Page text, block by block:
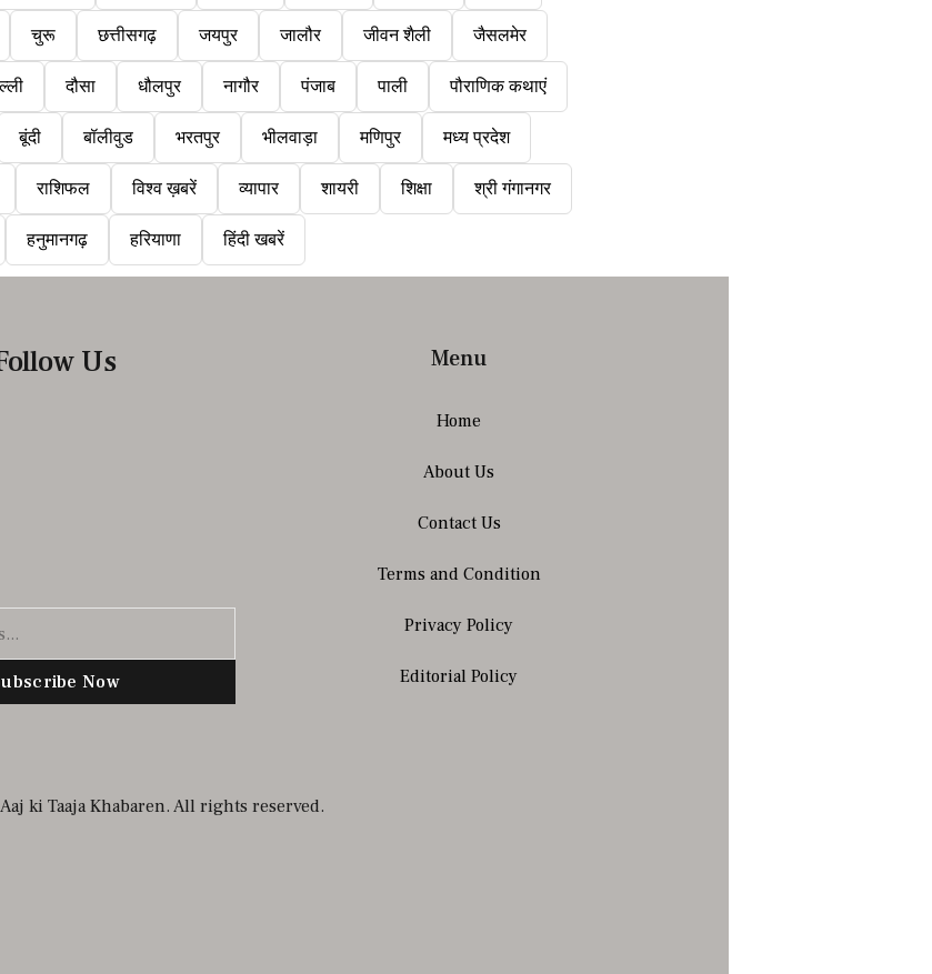
चुरू छत्तीसगढ़ जयपुर जालौर जीवन शैली जैसलमेर
दौसा धौलपुर नागौर पंजाब पाली पौराणिक कथाएं
बूंदी बॉलीवुड भरतपुर भीलवाड़ा मणिपुर मध्य प्रदेश
राशिफल विश्व ख़बरें व्यापार शायरी शिक्षा श्री गंगानगर
हनुमानगढ़ हरियाणा हिंदी खबरें
Us
Now
Menu
Home
About Us
Contact Us
Terms and Condition
Privacy Policy
Editorial Policy
ki Taaja Khabaren. All rights reserved.